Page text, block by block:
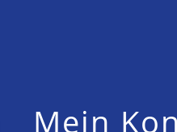
Mein